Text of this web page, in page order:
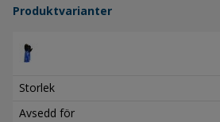
Produktvarianter
Storlek
Avsedd för